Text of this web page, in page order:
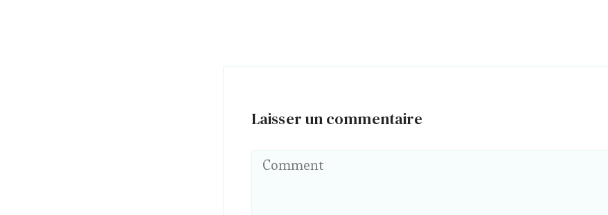
Laisser un commentaire